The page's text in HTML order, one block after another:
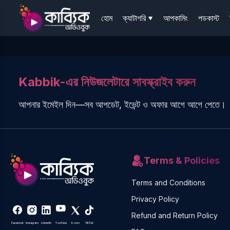
হোম ক্যাটাগরি আপকামিং পডকাস্ট
Kabbik-এর নিউজলেটারে সাবস্ক্রাইব করুন
আপনার ইমেইল দিন—সব আপডেট, ইভেন্ট ও অফার আগে আগে পেতে।
Facebook Instagram LinkedIn YouTube X.com TikTok
Terms & Policies
Terms and Conditions
Privacy Policy
Refund and Return Policy